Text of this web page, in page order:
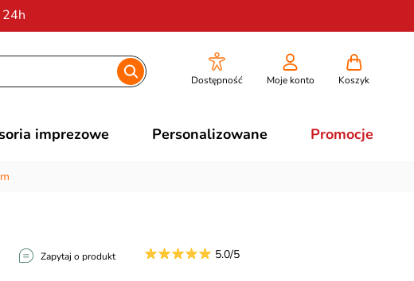
24h
Dostępność Moje konto Koszyk
imprezowe Personalizowane Promocje
Zapytaj o produkt 5.0/5